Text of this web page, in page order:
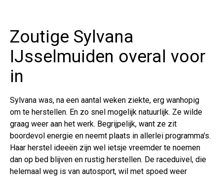
Zoutige Sylvana
IJsselmuiden overal voor
in
Sylvana was, na een aantal weken ziekte, erg wanhopig
om te herstellen. En zo snel mogelijk natuurlijk. Ze wilde
graag weer aan het werk. Begrijpelijk, want ze zit
boordevol energie en neemt plaats in allerlei programma's.
Haar herstel ideeën zijn wel ietsje vreemder te noemen
dan op bed blijven en rustig herstellen. De raceduivel, die
helemaal weg is van autosport, wil met spoed weer